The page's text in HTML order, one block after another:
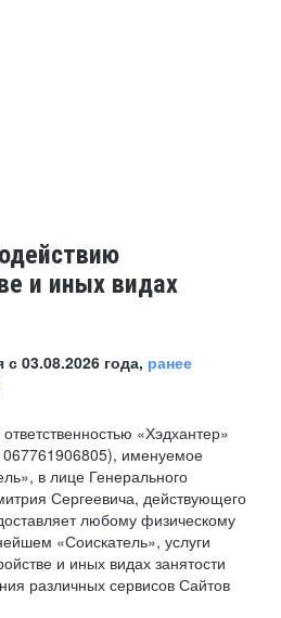
и иных видах
03.08.2026 года, ранее
«Хэдхантер»
именуемое
в лице Генерального
Сергеевича, действующего
любому физическому
«Соискатель», услуги
и иных видах занятости
различных сервисов Сайтов